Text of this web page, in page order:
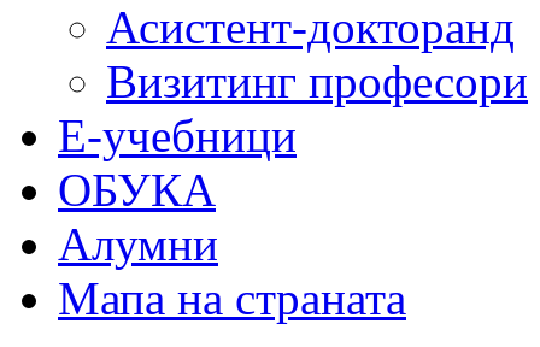
Асистент-докторанд
Визитинг професори
Е-учебници
ОБУКА
Алумни
Мапа на страната